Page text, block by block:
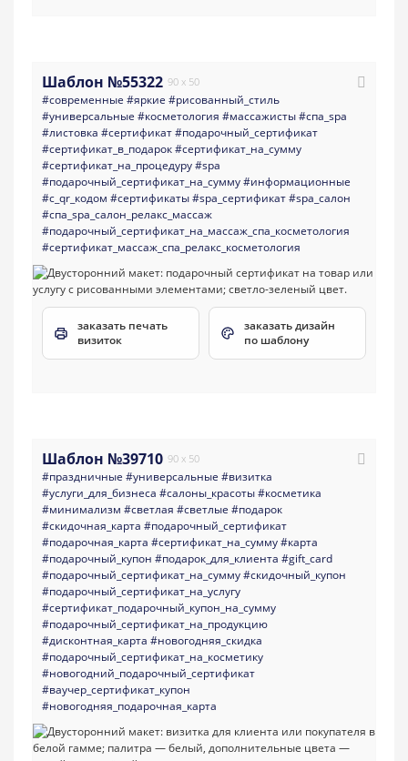
Шаблон №55322 90 x 50
#современные #яркие #рисованный_стиль
#универсальные #косметология #массажисты#спа_spa
#листовка #сертификат#подарочный_сертификат
#сертификат_в_подарок#сертификат_на_сумму
#сертификат_на_процедуру#spa
#подарочный_сертификат_на_сумму#информационные
#с_qr_кодом #сертификаты#spa_сертификат#spa_салон
#спа_spa_салон_релакс_массаж
#подарочный_сертификат_на_массаж_спа_косметология
#сертификат_массаж_спа_релакс_косметология
заказать печать
визиток
заказать дизайн
по шаблону
Шаблон №39710 90 x 50
#праздничные #универсальные #визитка
#услуги_для_бизнеса #салоны_красоты#косметика
#минимализм #светлая #светлые #подарок
#скидочная_карта #подарочный_сертификат
#подарочная_карта #сертификат_на_сумму#карта
#подарочный_купон #подарок_для_клиента #gift_card
#подарочный_сертификат_на_сумму#скидочный_купон
#подарочный_сертификат_на_услугу
#сертификат_подарочный_купон_на_сумму
#подарочный_сертификат_на_продукцию
#дисконтная_карта #новогодняя_скидка
#подарочный_сертификат_на_косметику
#новогодний_подарочный_сертификат
#ваучер_сертификат_купон
#новогодняя_подарочная_карта